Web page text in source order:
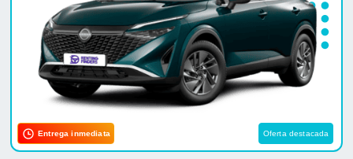
Entrega inmediata Oferta destacada